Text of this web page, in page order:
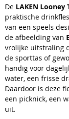
De LAKEN Looney
praktische
van een speels
de afbeelding van
vrolijke uitstraling
de sporttas of
handig voor
water, een frisse
Daardoor is deze
een picknick, een
uit.